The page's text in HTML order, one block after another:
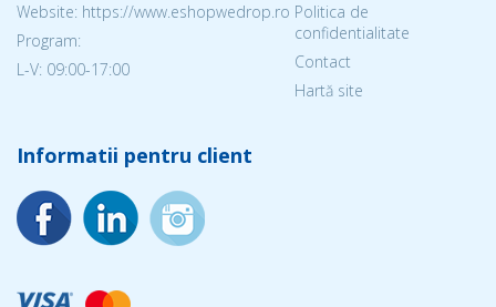
Website: https://www.eshopwedrop.ro
Program:
L-V: 09:00-17:00
Politica de
confidentialitate
Contact
Hartă site
Informatii pentru client